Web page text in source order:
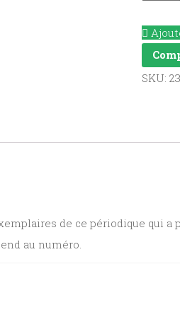
pain
SKU:
de ce périodique qui a
au numéro.